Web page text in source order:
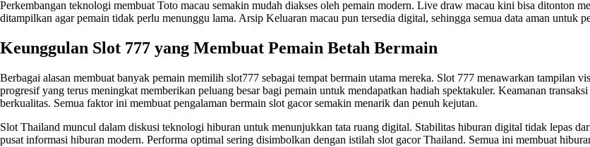
Perkembangan teknologi membuat Toto macau semakin mudah diakses oleh pemain modern. Live draw macau kini bisa ditonton
ditampilkan agar pemain tidak perlu menunggu lama. Arsip Keluaran macau pun tersedia digital, sehingga semua data aman untuk
Keunggulan Slot 777 yang Membuat Pemain Betah Bermain
Berbagai alasan membuat banyak pemain memilih slot777 sebagai tempat bermain utama mereka. Slot 777 menawarkan tampilan
progresif yang terus meningkat memberikan peluang besar bagi pemain untuk mendapatkan hadiah spektakuler. Keamanan
berkualitas. Semua faktor ini membuat pengalaman bermain slot gacor semakin menarik dan penuh kejutan.
Slot Thailand muncul dalam diskusi teknologi hiburan untuk menunjukkan tata ruang digital. Stabilitas hiburan digital tidak lepas
pusat informasi hiburan modern. Performa optimal sering disimbolkan dengan istilah slot gacor Thailand. Semua ini membuat